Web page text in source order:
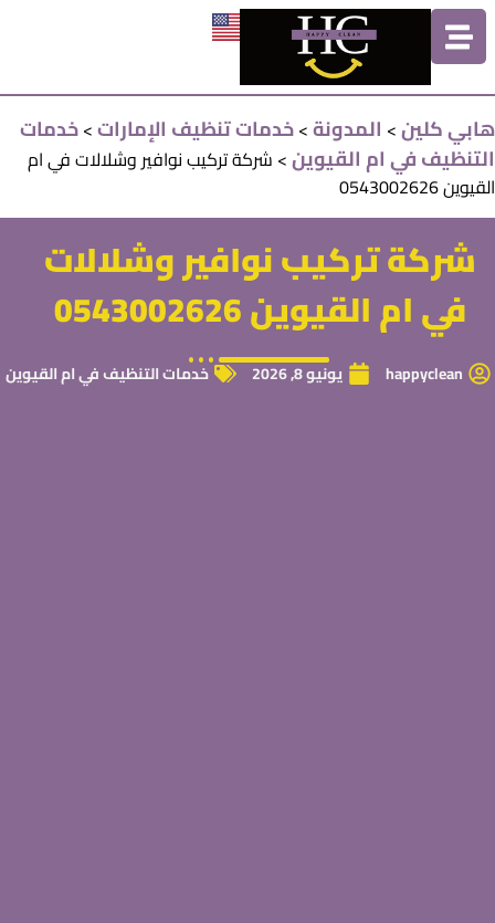
هابي كلين> المدونة>خدمات تنظيف الإمارات>خدمات
التنظيف في ام القيوين> شركة تركيب نوافير وشلالات في ام
القيوين 0543002626
شركة تركيب نوافير وشلالات
في ام القيوين 0543002626
happyclean يونيو 8, 2026 خدمات التنظيف في ام القيوين